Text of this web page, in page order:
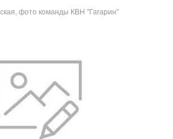
фото команды КВН "Гагарин"